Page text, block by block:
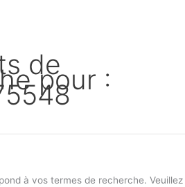
de
pour :
à vos termes de recherche. Veuillez